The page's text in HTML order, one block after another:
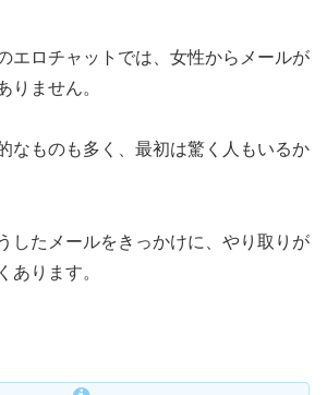
エロチャットでは、女性からメールが
りません。
なものも多く、最初は驚く人もいるか
したメールをきっかけに、やり取りが
あります。